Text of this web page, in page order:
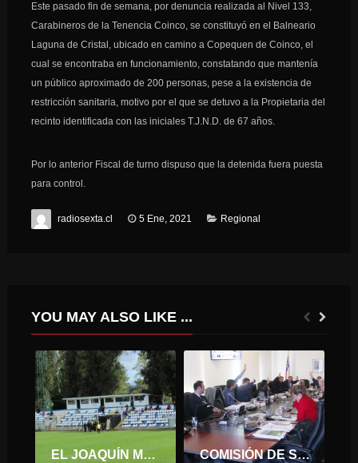
Este pasado fin de semana, por denuncia realizada al Nivel 133,
Carabineros de la Tenencia Coinco, se constituyó en el Balneario
Laguna de Cristal, ubicado en camino a Copequen de Coinco, el
cual se encontraba en funcionamiento, constatando que mantenía
un público aproximado de 200 personas, pese a la existencia de
restricción sanitaria, motivo por el que se detuvo a la Propietaria del
recinto identificada con las iniciales T.J.N.D. de 67 años.
Por lo anterior Fiscal de turno dispuso que la detenida fuera puesta
para control.
radiosexta.cl 5 Ene, 2021 Regional
YOU MAY ALSO LIKE ...
EL JOAQUÍN MUÑOZ GARCÍA SIN FÚTBOL PROFESIONAL COMISIÓN DE SALUD APRUEBA APRUEBAN RENOVACIÓN DE FLOTA DE AMBULANCIAS DE LA REGIÓN DE O’HIGGINS.